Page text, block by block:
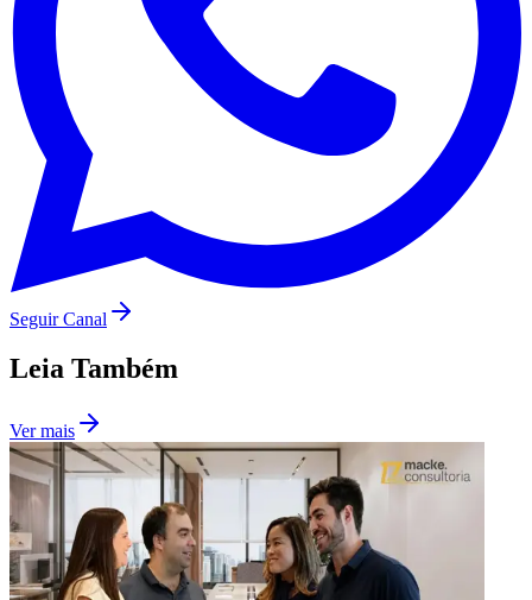
Vasco
Seguir Canal
Leia Também
Ver mais